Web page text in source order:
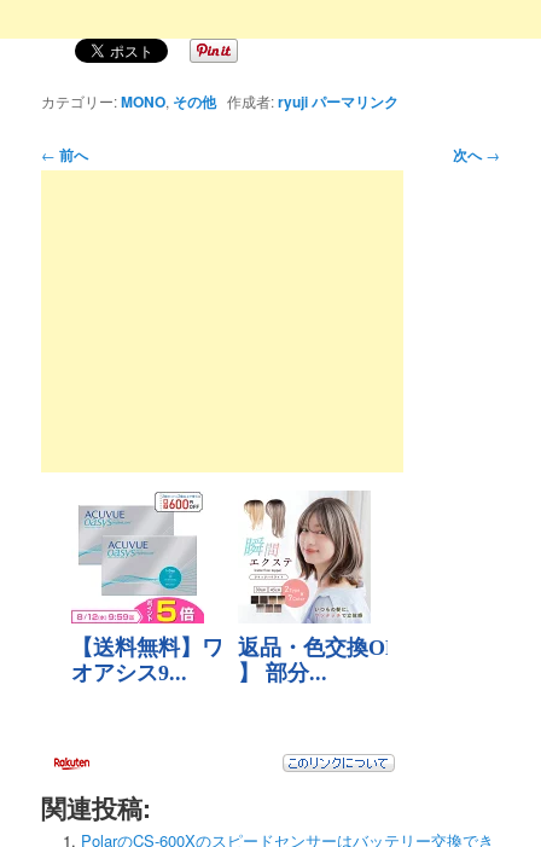
カテゴリー:MONO, その他作成者:ryujiパーマリンク
投
← 前へ 次へ→
関連投稿:
PolarのCS-600Xのスピードセンサーはバッテリー交換でき